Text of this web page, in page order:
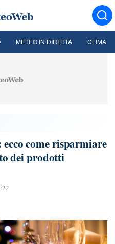
METEO IN DIRETTA CLIMA
come risparmiare
dei prodotti